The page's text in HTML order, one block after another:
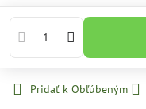
Pridať k Obľúbeným